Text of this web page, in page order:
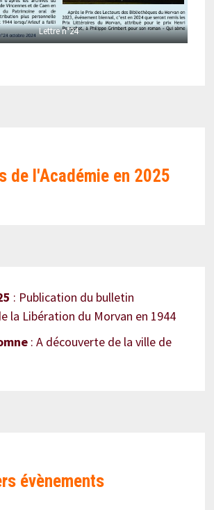
Lettre n°24
de l'Académie en 2025
: Publication du bulletin
la Libération du Morvan en 1944
: A découverte de la ville de
évènements